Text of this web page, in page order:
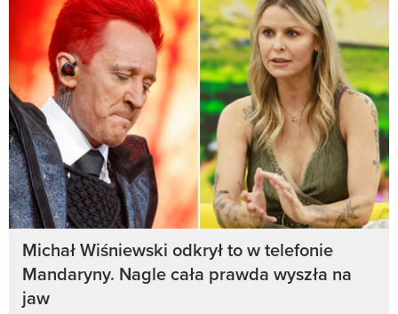
Michał Wiśniewski odkrył to w telefonie
Mandaryny. Nagle cała prawda wyszła na
jaw